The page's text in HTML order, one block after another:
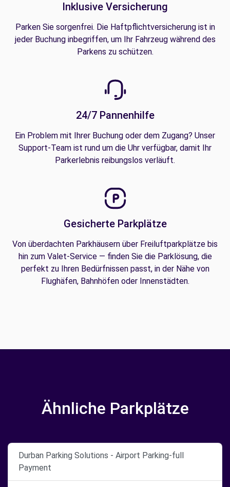
Inklusive Versicherung
Parken Sie sorgenfrei. Die Haftpflichtversicherung ist in
jeder Buchung inbegriffen, um Ihr Fahrzeug während des
Parkens zu schützen.
24/7 Pannenhilfe
Ein Problem mit Ihrer Buchung oder dem Zugang? Unser
Support-Team ist rund um die Uhr verfügbar, damit Ihr
Parkerlebnis reibungslos verläuft.
Gesicherte Parkplätze
Von überdachten Parkhäusern über Freiluftparkplätze bis
hin zum Valet-Service — finden Sie die Parklösung, die
perfekt zu Ihren Bedürfnissen passt, in der Nähe von
Flughäfen, Bahnhöfen oder Innenstädten.
Ähnliche Parkplätze
Durban Parking Solutions - Airport Parking-full
Payment